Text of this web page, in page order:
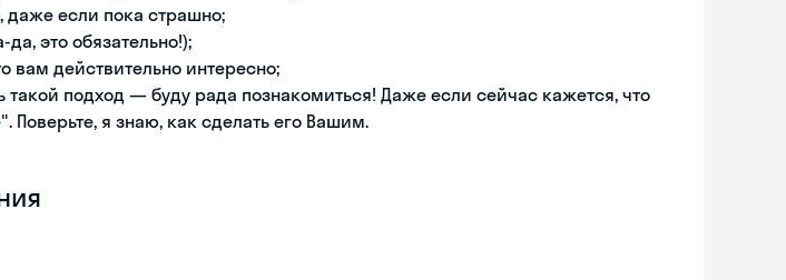
даже если пока страшно;
это обязательно!);
вам действительно интересно;
такой подход — буду рада познакомиться! Даже если сейчас кажется, что
я знаю, как сделать его Вашим.